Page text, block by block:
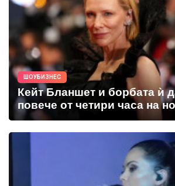
ШОУБИЗНЕС
Кейт Бланшет и борбата ѝ
повече от четири часа на